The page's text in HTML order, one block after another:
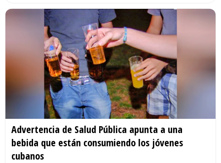
Advertencia de Salud Pública apunta a una
bebida que están consumiendo los jóvenes
cubanos